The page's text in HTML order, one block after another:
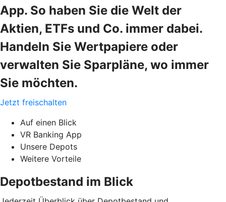
App. So haben Sie die Welt der
Aktien, ETFs und Co. immer dabei.
Handeln Sie Wertpapiere oder
verwalten Sie Sparpläne, wo immer
Sie möchten.
Jetzt freischalten
Auf einen Blick
VR Banking App
Unsere Depots
Weitere Vorteile
Depotbestand im Blick